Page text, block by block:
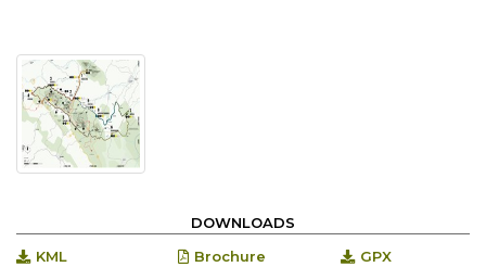
DOWNLOADS
KML
Brochure GPX